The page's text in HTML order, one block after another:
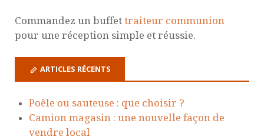
Commandez un buffet traiteur communion
pour une réception simple et réussie.
ARTICLES RÉCENTS
Poêle ou sauteuse : que choisir ?
Camion magasin : une nouvelle façon de
vendre local